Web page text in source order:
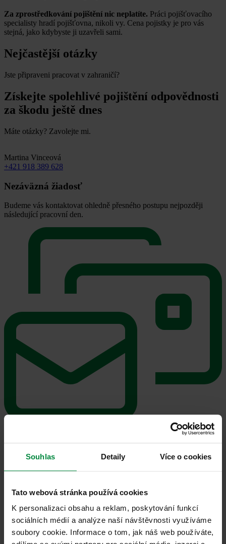
Souhlas Detaily Více o cookies
Tato webová stránka používá cookies
K personalizaci obsahu a reklam, poskytování funkcí
sociálních médií a analýze naší návštěvnosti využíváme
soubory cookie. Informace o tom, jak náš web používáte,
Za zprostředkování pojištění nic neplatíte. Práci pojišťovacího
specialisty hradí pojišťovna, nikoli vy. Cena pojistky je pro vás
stejná, jako kdybyste ji uzavřeli sami.
Nejčastější otázky
Jste připraveni pracovat v zahraničí?
Získejte spolehlivé pojištění odpovědnosti
za škodu ještě dnes
Máte otázky? Zavolejte mi.
Martina Vinceová
+421 918 389 628
Nezáväzná žiadosť
Budeme vás kontaktovat ohledně přesného postupu nejpozději
následující pracovní den.
Telefon
seznámil se zásadami ochrany osobních údajů
Máte otázky? Zavolejte mi.